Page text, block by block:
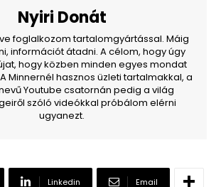
Nyiri Donát
foglalkozom tartalomgyártással. Máig
információt átadni. A célom, hogy úgy
hogy közben minden egyes mondat
Minnernél hasznos üzleti tartalmakkal, a
Youtube csatornán pedig a világ
szóló videókkal próbálom elérni
ugyanezt.
Linkedin Email